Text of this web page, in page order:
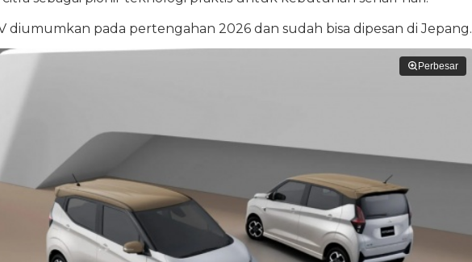
diumumkan pada pertengahan 2026 dan sudah bisa dipesan di Jepang.
Perbesar